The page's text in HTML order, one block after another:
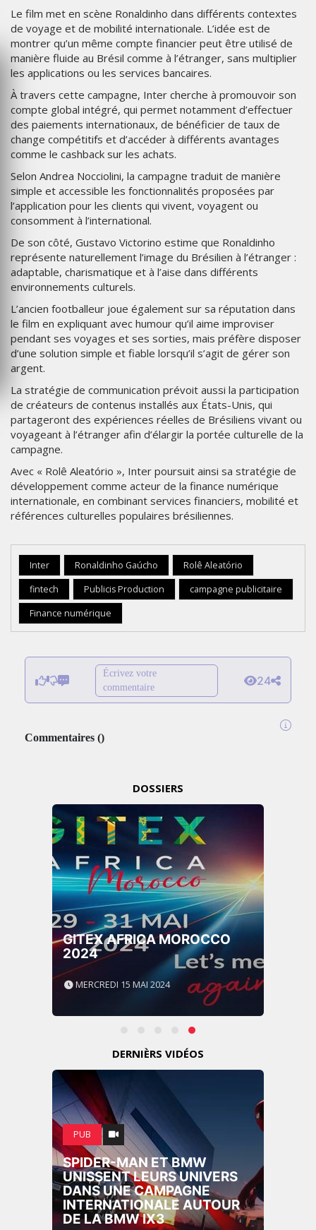
Le film met en scène Ronaldinho dans différents contextes
de voyage et de mobilité internationale. L’idée est de
montrer qu’un même compte financier peut être utilisé de
manière fluide au Brésil comme à l’étranger, sans multiplier
les applications ou les services bancaires.
À travers cette campagne, Inter cherche à promouvoir son
compte global intégré, qui permet notamment d’effectuer
des paiements internationaux, de bénéficier de taux de
change compétitifs et d’accéder à différents avantages
comme le cashback sur les achats.
Selon Andrea Nocciolini, la campagne traduit de manière
simple et accessible les fonctionnalités proposées par
l’application pour les clients qui vivent, voyagent ou
consomment à l’international.
De son côté, Gustavo Victorino estime que Ronaldinho
représente naturellement l’image du Brésilien à l’étranger :
adaptable, charismatique et à l’aise dans différents
environnements culturels.
L’ancien footballeur joue également sur sa réputation dans
le film en expliquant avec humour qu’il aime improviser
pendant ses voyages et ses sorties, mais préfère disposer
d’une solution simple et fiable lorsqu’il s’agit de gérer son
argent.
La stratégie de communication prévoit aussi la participation
de créateurs de contenus installés aux États-Unis, qui
partageront des expériences réelles de Brésiliens vivant ou
voyageant à l’étranger afin d’élargir la portée culturelle de la
campagne.
Avec « Rolê Aleatório », Inter poursuit ainsi sa stratégie de
développement comme acteur de la finance numérique
internationale, en combinant services financiers, mobilité et
références culturelles populaires brésiliennes.
Inter Ronaldinho Gaúcho
Rolê Aleatório
fintech
Publicis Production
campagne publicitaire
Finance numérique
Écrivez votre
commentaire
24
Commentaires ()
DOSSIERS
GITEX AFRICA MOROCCO
2024
MERCREDI 15 MAI 2024
DERNIÈRS VIDÉOS
PUB
SPIDER-MAN ET BMW
UNISSENT LEURS UNIVERS
DANS UNE CAMPAGNE
INTERNATIONALE AUTOUR
DE LA BMW IX3